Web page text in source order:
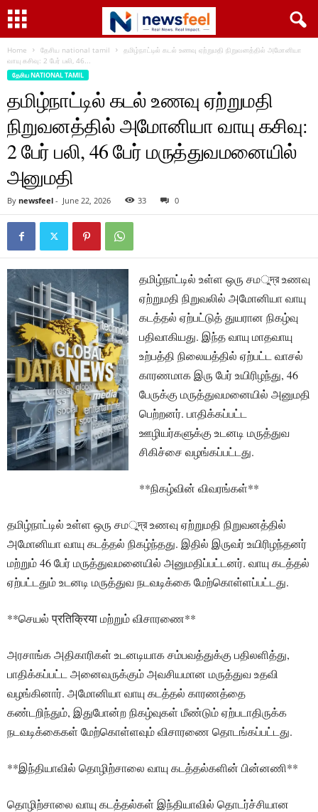
Home தேசிய national tamil
தமிழ்நாட்டில் கடல் உணவு ஏற்றுமதி நிறுவனத்தில் அமோனியா
வாயு கசிவு: 2 பேர் பலி, 46...
தேசிய NATIONAL TAMIL
தமிழ்நாட்டில் கடல் உணவு ஏற்றுமதி
நிறுவனத்தில் அமோனியா வாயு கசிவு:
2 பேர் பலி, 46 பேர் மருத்துவமனையில்
அனுமதி
By newsfeel - June 22, 2026 33 0
தமிழ்நாட்டில் உள்ள ஒரு சமুদ্র உணவு
ஏற்றுமதி நிறுவலில் அமோனியா வாயு
கடத்தல் ஏற்பட்டுத் துயரான நிகழ்வு
பதிவாகியது. இந்த வாயு மாதவாயு
உற்பத்தி நிலையத்தில் ஏற்பட்ட வாசல்
காரணமாக இரு பேர் உயிரிழந்து, 46
பேருக்கு மருத்துவமனையில் அனுமதி
பெற்றனர். பாதிக்கப்பட்ட
ஊழியர்களுக்கு உடனடி மருத்துவ
சிகிச்சை வழங்கப்பட்டது.
**நிகழ்வின் விவரங்கள்**
தமிழ்நாட்டில் உள்ள ஒரு சமুদ্র உணவு ஏற்றுமதி நிறுவனத்தில்
அமோனியா வாயு கடத்தல் நிகழ்ந்தது. இதில் இருவர் உயிரிழந்தனர்
மற்றும் 46 பேர் மருத்துவமனையில் அனுமதிப்பட்டனர். வாயு கடத்தல்
ஏற்பட்டதும் உடனடி மருத்துவ நடவடிக்கை மேற்கொள்ளப்பட்டது.
**செயல் प्रतिक्रिया மற்றும் விசாரணை**
அரசாங்க அதிகாரிகள் உடனடியாக சம்பவத்துக்கு பதிலளித்து,
பாதிக்கப்பட்ட அனைவருக்கும் அவசியமான மருத்துவ உதவி
வழங்கினார். அமோனியா வாயு கடத்தல் காரணத்தை
கண்டறிந்தும், இதுபோன்ற நிகழ்வுகள் மீண்டும் ஏற்படாதிருக்க
நடவடிக்கைகள் மேற்கொள்ளவும் விசாரணை தொடங்கப்பட்டது.
**இந்தியாவில் தொழிற்சாலை வாயு கடத்தல்களின் பின்னணி**
தொழிற்சாலை வாயு கடத்தல்கள் இந்தியாவில் தொடர்ச்சியான